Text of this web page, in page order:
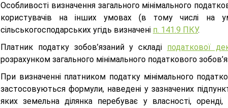
Особливості визначення загального мінімального
користувачів на інших умовах (в тому числі на
сільськогосподарських угідь визначені п. 141.9 ПКУ.
Платник податку зобов’язаний у складі податкової
розрахунком загального мінімального податкового
При визначенні платником податку мінімального
застосовуються формули, наведені у зазначених
яких земельна ділянка перебуває у власності,